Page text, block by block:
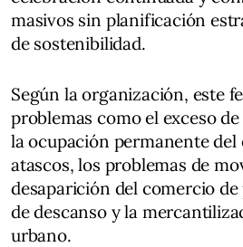
masivos sin planificación
de sostenibilidad.
Según la organización, este
problemas como el exceso
la ocupación permanente del
atascos, los problemas de
desaparición del comercio
de descanso y la
urbano.